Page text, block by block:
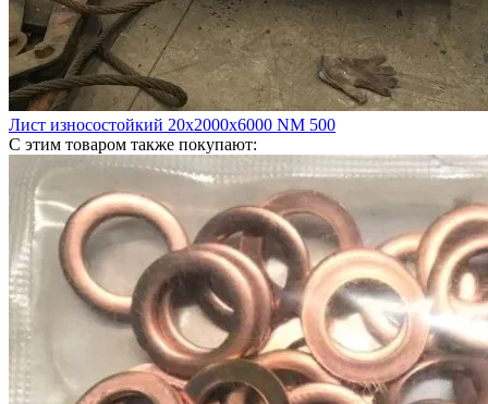
Лист износостойкий 20х2000х6000 NM 500
С этим товаром также покупают: